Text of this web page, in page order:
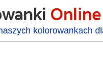
Online
kolorowankach